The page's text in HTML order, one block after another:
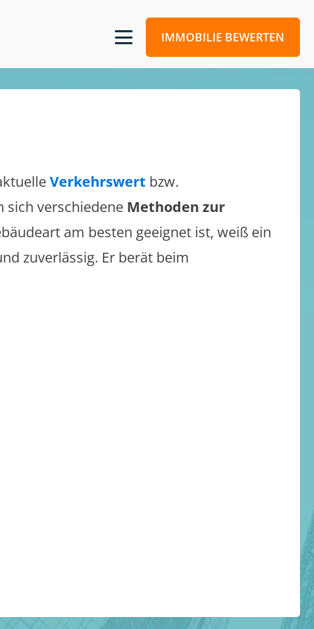
IMMOBILIE BEWERTEN
Verkehrswert bzw.
sich verschiedene Methoden zur
am besten geeignet ist, weiß ein
zuverlässig. Er berät beim